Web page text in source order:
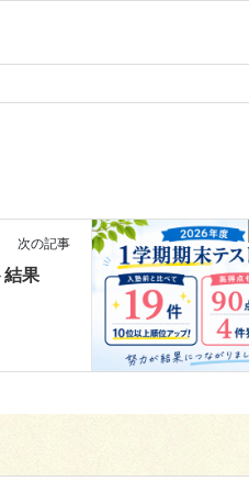
次の記事
結果